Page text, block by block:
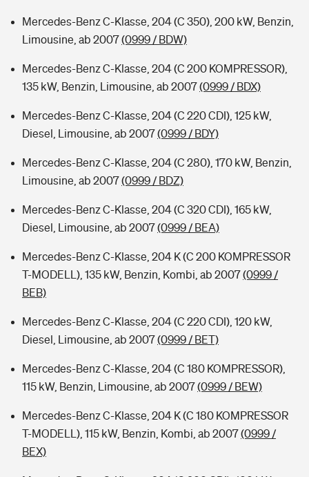
Mercedes-Benz C-Klasse, 204 (C 350), 200 kW, Benzin,
Limousine, ab 2007(0999 / BDW)
Mercedes-Benz C-Klasse, 204 (C 200 KOMPRESSOR),
135 kW, Benzin, Limousine, ab 2007(0999 / BDX)
Mercedes-Benz C-Klasse, 204 (C 220 CDI), 125 kW,
Diesel, Limousine, ab 2007(0999 / BDY)
Mercedes-Benz C-Klasse, 204 (C 280), 170 kW, Benzin,
Limousine, ab 2007(0999 / BDZ)
Mercedes-Benz C-Klasse, 204 (C 320 CDI), 165 kW,
Diesel, Limousine, ab 2007(0999 / BEA)
Mercedes-Benz C-Klasse, 204 K (C 200 KOMPRESSOR
T-MODELL), 135 kW, Benzin, Kombi, ab 2007(0999 /
BEB)
Mercedes-Benz C-Klasse, 204 (C 220 CDI), 120 kW,
Diesel, Limousine, ab 2007(0999 / BET)
Mercedes-Benz C-Klasse, 204 (C 180 KOMPRESSOR),
115 kW, Benzin, Limousine, ab 2007(0999 / BEW)
Mercedes-Benz C-Klasse, 204 K (C 180 KOMPRESSOR
T-MODELL), 115 kW, Benzin, Kombi, ab 2007(0999 /
BEX)